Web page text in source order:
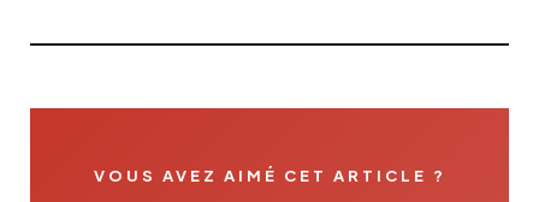
VOUS AVEZ AIMÉ CET ARTICLE ?